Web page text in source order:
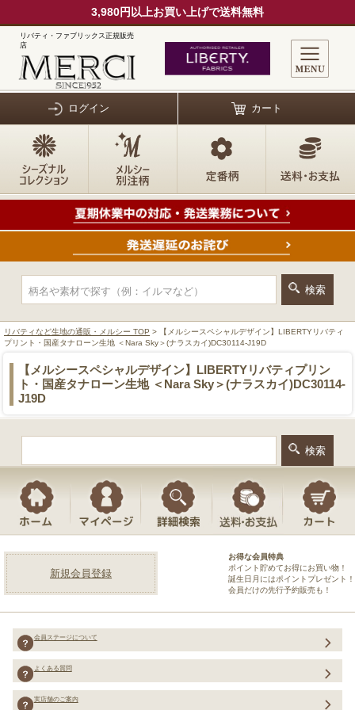
3,980円以上お買い上げで送料無料
リバティ・ファブリックス正規販売
店
ログイン カート
リバティなど生地の通販・メルシー TOP > 【メルシースペシャルデザイン】LIBERTYリバティ
プリント・国産タナローン生地 ＜Nara Sky＞(ナラスカイ)DC30114-J19D
【メルシースペシャルデザイン】LIBERTYリバティプリン
ト・国産タナローン生地 ＜Nara Sky＞(ナラスカイ)DC30114-
J19D
新規会員登録
お得な会員特典
ポイント貯めてお得にお買い物！
誕生日月にはポイントプレゼント！
会員だけの先行予約販売も！
会員ステージについて
よくある質問
実店舗のご案内